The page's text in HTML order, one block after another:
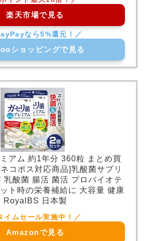
楽天市場で見る
ショッピングで見る
アム 約1年分 360粒 まとめ買
コポス対応商品]乳酸菌サプリ
乳酸菌 腸活 菌活 プロバイオテ
ト時の栄養補給に 大容量 健康
RoyalBS 日本製
Amazonで見る